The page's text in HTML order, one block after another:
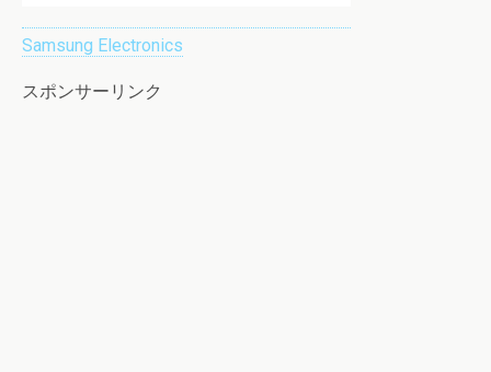
Samsung Electronics
スポンサーリンク